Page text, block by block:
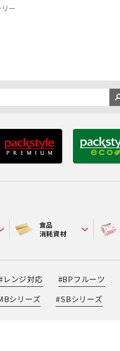
ー
食品
消耗資材
レンジ対応 #BPフルーツ
シリーズ #SBシリーズ